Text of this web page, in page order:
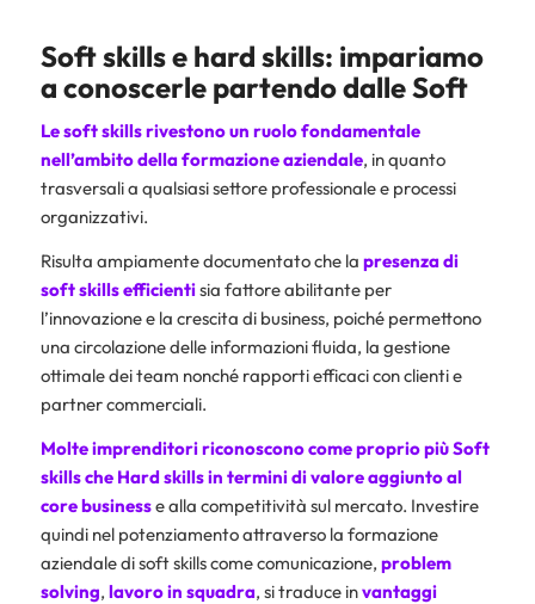
Soft skills e hard skills: impariamo
a conoscerle partendo dalle Soft
Le soft skills rivestono un ruolo fondamentale
nell’ambito della formazione aziendale, in quanto
trasversali a qualsiasi settore professionale e processi
organizzativi.
Risulta ampiamente documentato che la presenza di
soft skills efficientisia fattore abilitante per
l’innovazione e la crescita di business, poiché permettono
una circolazione delle informazioni fluida, la gestione
ottimale dei team nonché rapporti efficaci con clienti e
partner commerciali.
Molte imprenditori riconoscono come proprio più Soft
skills che Hard skills in termini di valore aggiunto al
core businesse alla competitività sul mercato. Investire
quindi nel potenziamento attraverso la formazione
aziendale di soft skills come comunicazione, problem
solving, lavoro in squadra, si traduce invantaggi